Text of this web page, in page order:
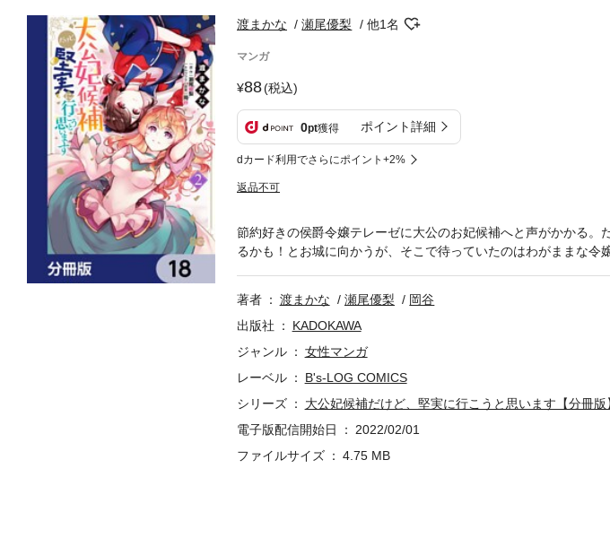
渡まかな 瀬尾優梨 他1名
マンガ
88(税込)
0pt獲得 ポイント詳細
dカード利用でさらにポイント+2%
返品不可
節約好きの侯爵令嬢テレーゼに大公のお妃候補へと声がかかる
るかも！とお城に向かうが、そこで待っていたのはわがままな
著者 渡まかな 瀬尾優梨
岡谷
出版社
KADOKAWA
ジャンル
女性マンガ
レーベル
B's-LOG COMICS
シリーズ
大公妃候補だけど、堅実に行こうと思います【分冊版
電子版配信開始日
2022/02/01
ファイルサイズ
4.75 MB